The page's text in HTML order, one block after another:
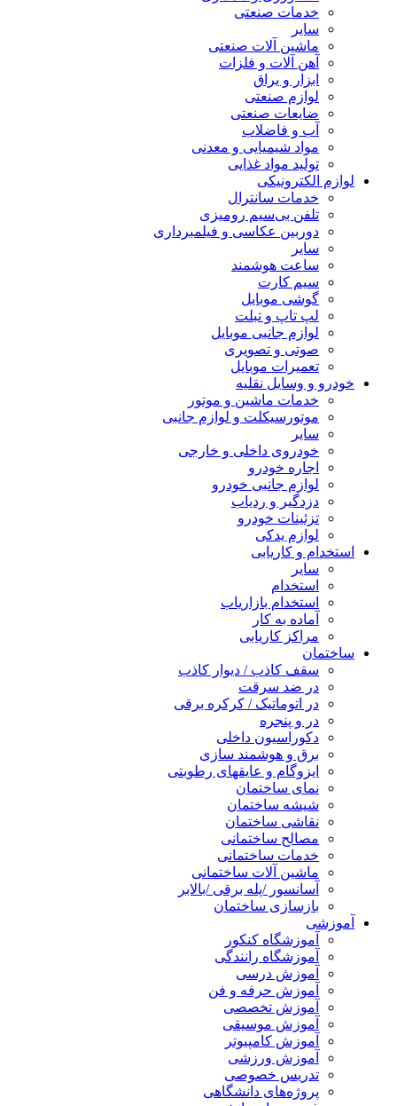
خدمات صنعتی
سایر
ماشین آلات صنعتی
آهن آلات و فلزات
ابزار و یراق
لوازم صنعتی
ضایعات صنعتی
آب و فاضلاب
مواد شیمیایی و معدنی
تولید مواد غذایی
لوازم الکترونیکی
خدمات سانترال
تلفن بی‌سیم رومیزی
دوربین عکاسی و فیلمبرداری
سایر
ساعت هوشمند
سیم کارت
گوشی موبایل
لپ تاپ و تبلت
لوازم جانبی موبایل
صوتی و تصویری
تعمیرات موبایل
خودرو و وسایل نقلیه
خدمات ماشین و موتور
موتورسیکلت و لوازم جانبی
سایر
خودروی داخلی و خارجی
اجاره خودرو
لوازم جانبی خودرو
دزدگیر و ردیاب
تزئینات خودرو
لوازم یدکی
استخدام و کاریابی
سایر
استخدام
استخدام بازاریاب
آماده به کار
مراکز کاریابی
ساختمان
سقف کاذب / دیوار کاذب
در ضد سرقت
در اتوماتیک / کرکره برقی
در و پنجره
دکوراسیون داخلی
برق و هوشمند سازی
ایزوگام و عایقهای رطوبتی
نمای ساختمان
شیشه ساختمان
نقاشی ساختمان
مصالح ساختمانی
خدمات ساختمانی
ماشین آلات ساختمانی
آسانسور /پله برقی /بالابر
بازسازی ساختمان
آموزشی
آموزشگاه کنکور
آموزشگاه رانندگی
آموزش درسی
آموزش حرفه و فن
آموزش تخصصی
آموزش موسیقی
آموزش کامپیوتر
آموزش ورزشی
تدریس خصوصی
پروژه‌های دانشگاهی